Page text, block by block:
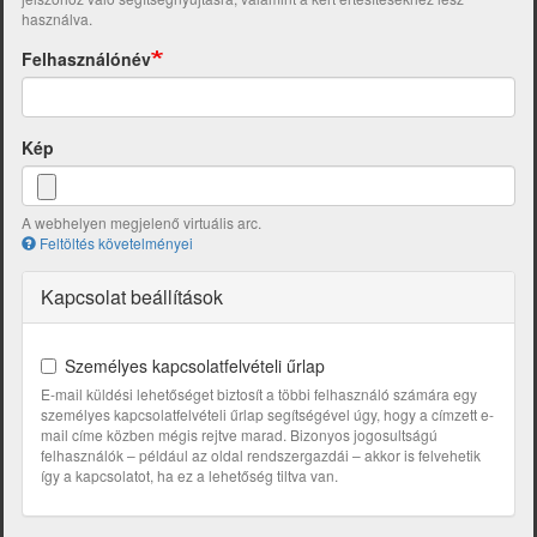
használva.
Felhasználónév
Kép
A webhelyen megjelenő virtuális arc.
Feltöltés követelményei
Kapcsolat beállítások
Személyes kapcsolatfelvételi űrlap
E-mail küldési lehetőséget biztosít a többi felhasználó számára egy
személyes kapcsolatfelvételi űrlap segítségével úgy, hogy a címzett e-
mail címe közben mégis rejtve marad. Bizonyos jogosultságú
felhasználók – például az oldal rendszergazdái – akkor is felvehetik
így a kapcsolatot, ha ez a lehetőség tiltva van.